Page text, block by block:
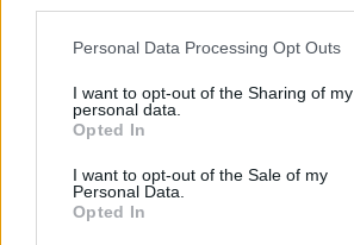
Personal Data Processing Opt Outs
I want to opt-out of the Sharing of my
personal data.
Opted In
I want to opt-out of the Sale of my
Personal Data.
Opted In
Ostergugelhupf
Leicht